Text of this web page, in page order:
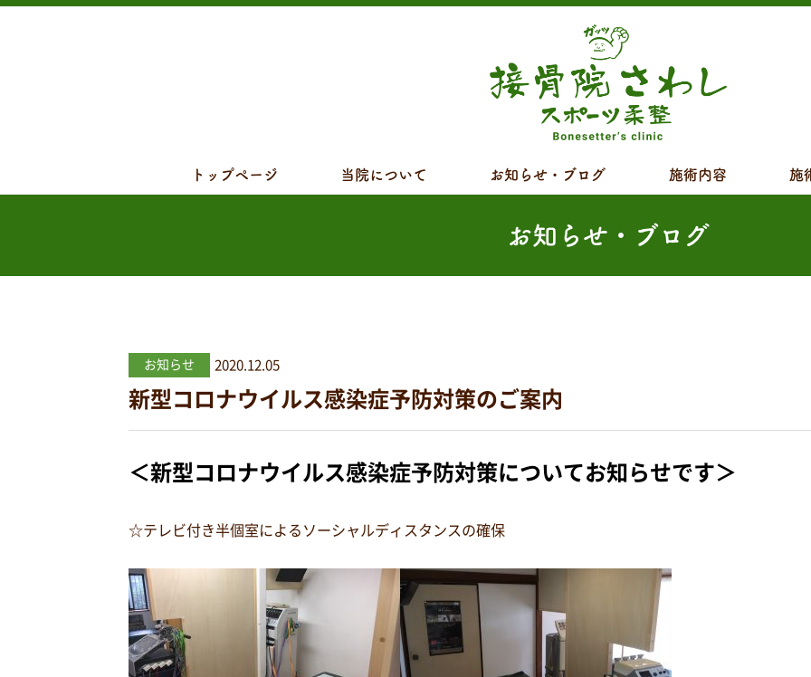
トップページ 当院について お知らせ・ブログ 施術内容 施
お知らせ・ブログ
お知らせ 2020.12.05
新型コロナウイルス感染症予防対策のご案内
＜新型コロナウイルス感染症予防対策についてお知らせです＞
☆テレビ付き半個室によるソーシャルディスタンスの確保